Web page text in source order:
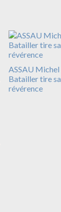
ASSAU Michel
Batailler tire sa
révérence